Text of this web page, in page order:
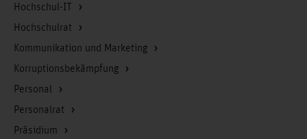
Hochschul-IT
Hochschulrat
Kommunikation und Marketing
Korruptionsbekämpfung
Personal
Personalrat
Präsidium